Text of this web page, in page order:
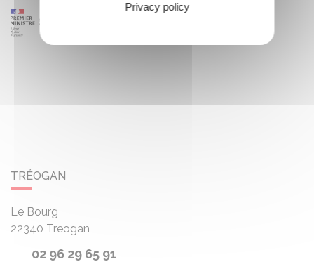
TRÉOGAN
Le Bourg
22340 Treogan
02 96 29 65 91
Privacy policy